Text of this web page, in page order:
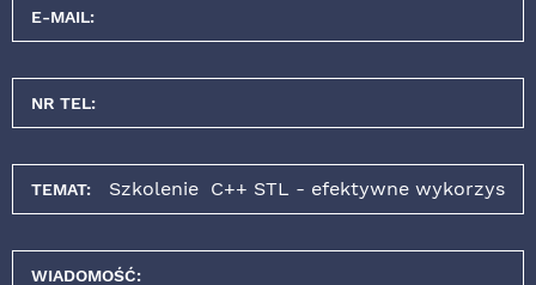
E-MAIL:
NR TEL:
TEMAT:
WIADOMOŚĆ: